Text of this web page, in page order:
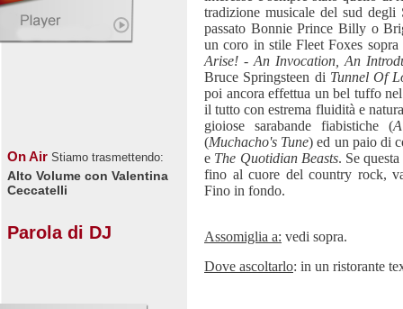
On Air Stiamo trasmettendo:
Alto Volume con Valentina
Ceccatelli
Parola di DJ
tradizione musicale del sud
passato Bonnie Prince Billy o
un coro in stile Fleet Foxes
Arise! - An Invocation, An
Bruce Springsteen di Tunnel Of
poi ancora effettua un bel tuffo
il tutto con estrema fluidità e
gioiose sarabande fiabistiche (
(Muchacho's Tune) ed un paio di
e The Quotidian Beasts. Se
fino al cuore del country rock,
Fino in fondo.
Assomiglia a: vedi sopra.
Dove ascoltarlo: in un ristorante